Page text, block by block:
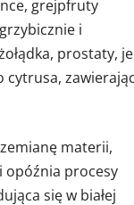
grejpfruty
i
prostaty,
cytrusa,
materii,
opóźnia procesy
się w białej